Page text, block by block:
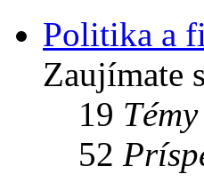
Politika a
Zaujímate
19 Témy
52